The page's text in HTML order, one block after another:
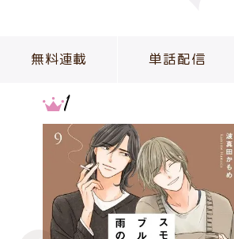
無料連載 単話配信